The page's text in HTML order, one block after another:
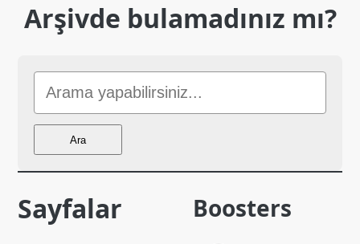
Arşivde bulamadınız mı?
Sitede
Ara
Ara
Sayfalar Boosters